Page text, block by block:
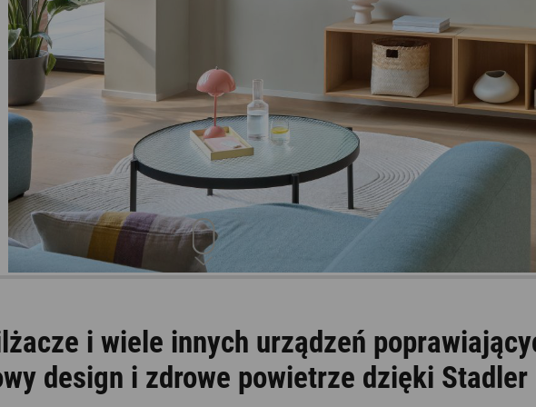
Aromatyzery
i wiele innych urządzeń
design i zdrowe powietrze dzięki Stadler